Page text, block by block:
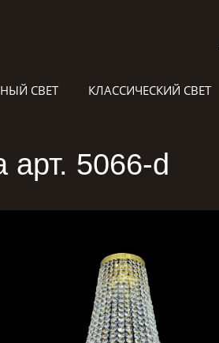
СВЕТ КЛАССИЧЕСКИЙ СВЕТ
арт. 5066-d